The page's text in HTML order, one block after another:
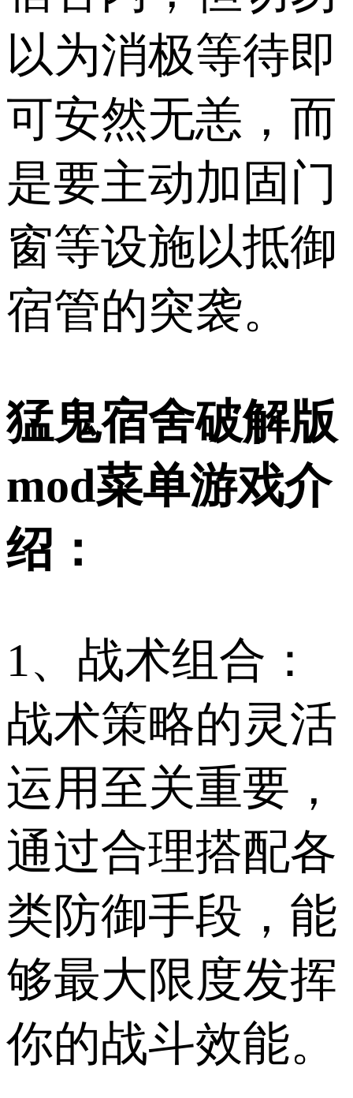
以为消极等待即
可安然无恙，而
是要主动加固门
窗等设施以抵御
宿管的突袭。
猛鬼宿舍破解版
mod菜单游戏介
绍：
1、战术组合：
战术策略的灵活
运用至关重要，
通过合理搭配各
类防御手段，能
够最大限度发挥
你的战斗效能。